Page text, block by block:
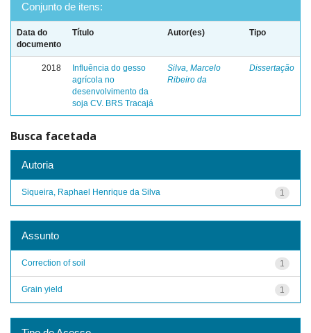
Conjunto de itens:
Data do
documento
Título Autor(es) Tipo
2018
Influência do gesso
agrícola no
desenvolvimento da
soja CV. BRS Tracajá
Silva, Marcelo
Ribeiro da
Dissertação
Busca facetada
Autoria
1
Siqueira, Raphael Henrique da Silva
Assunto
1
Correction of soil
1
Grain yield